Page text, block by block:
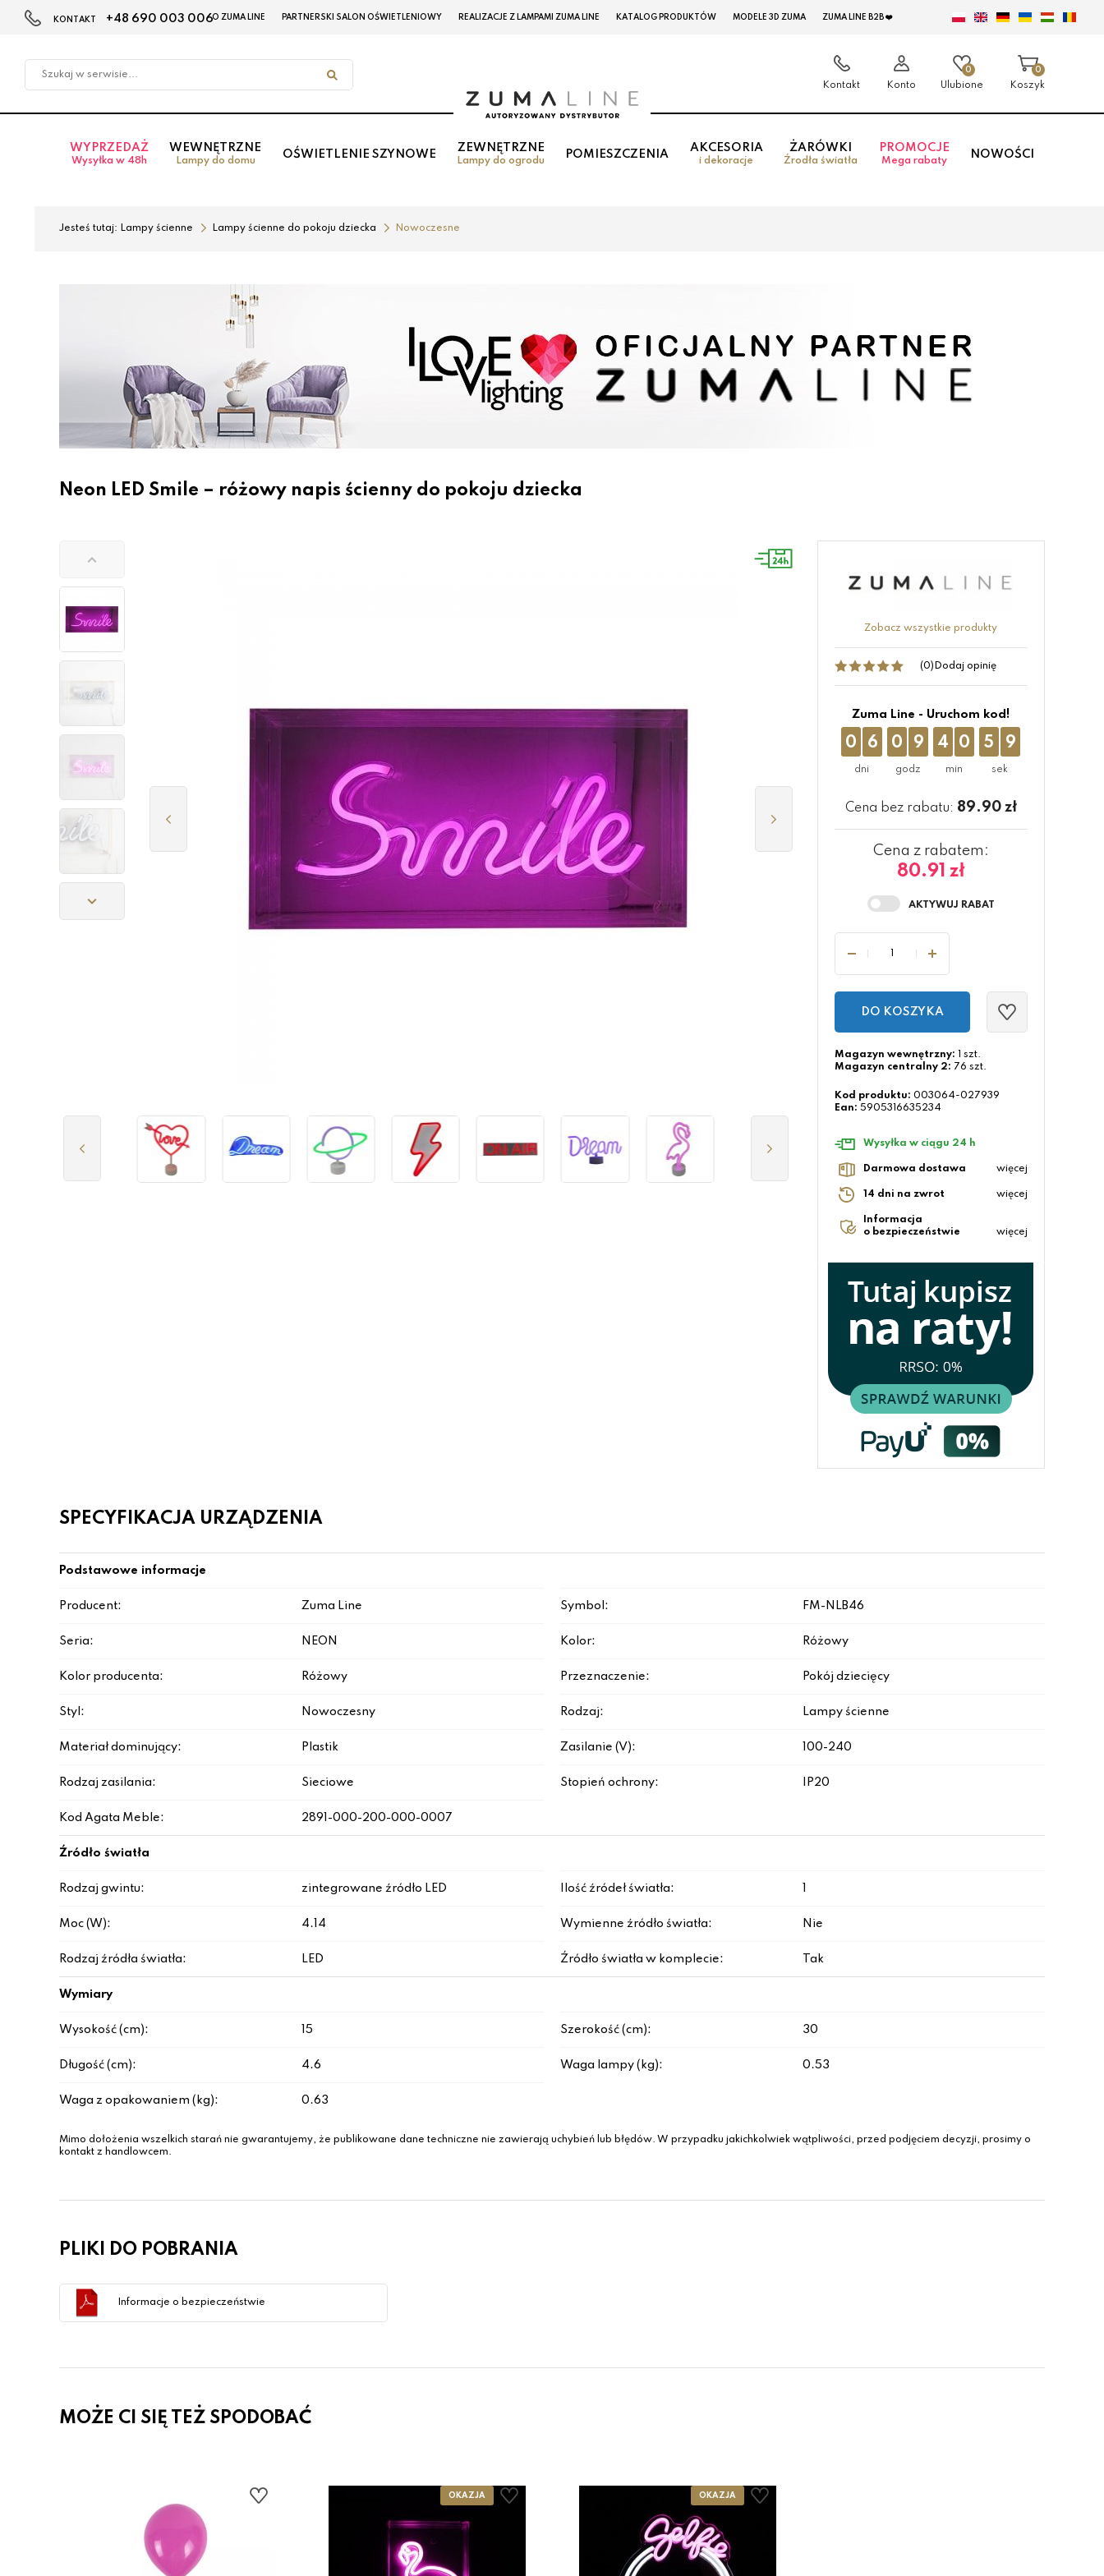
w
KONTAKT +48 690 003 006O ZUMA LINE PARTNERSKI SALON OŚWIETLENIOWY REALIZACJE Z LAMPAMI ZUMA LINE KATALOG PRODUKTÓW MODELE 3D ZUMA ZUMA LINE B2B ❤️
Kontakt Konto
0
Ulubione
0
Koszyk
WYPRZEDAŻ
Wysyłka w 48h
WEWNĘTRZNE
Lampy do domu
OŚWIETLENIE SZYNOWE
ZEWNĘTRZNE
Lampy do ogrodu
POMIESZCZENIA
AKCESORIA
i dekoracje
ŻARÓWKI
Źrodła światła
PROMOCJE
Mega rabaty
NOWOŚCI
Jesteś tutaj: Lampy ścienne Lampy ścienne do pokoju dziecka Nowoczesne
Neon LED Smile – różowy napis ścienny do pokoju dziecka
Zobacz wszystkie produkty
(0) Dodaj opinię
Zuma Line - Uruchom kod!
0 6 0 9 4 0 5 8
Cena bez rabatu: 89.90 zł
Cena z rabatem:
80.91 zł
DO KOSZYKA
Magazyn wewnętrzny: 1 szt.
Magazyn centralny 2: 76 szt.
Kod produktu: 003064-027939
Ean: 5905316635234
Wysyłka w ciągu 24 h
Darmowa dostawa więcej
14 dni na zwrot więcej
Informacja
o bezpieczeństwie
więcej
SPECYFIKACJA URZĄDZENIA
Podstawowe informacje
Producent: Zuma Line Symbol: FM-NLB46
Seria: NEON Kolor: Różowy
Kolor producenta: Różowy Przeznaczenie: Pokój dziecięcy
Styl: Nowoczesny Rodzaj: Lampy ścienne
Materiał dominujący: Plastik Zasilanie (V): 100-240
Rodzaj zasilania: Sieciowe Stopień ochrony: IP20
Kod Agata Meble: 2891-000-200-000-0007
Źródło światła
Rodzaj gwintu: zintegrowane źródło LED Ilość źródeł światła:
Moc (W): 4.14 Wymienne źródło światła: Nie
Rodzaj źródła światła: LED Źródło światła w komplecie: Tak
Wymiary
Wysokość (cm): 15 Szerokość (cm): 30
Długość (cm): 4.6 Waga lampy (kg): 0.53
Waga z opakowaniem (kg): 0.63
Mimo dołożenia wszelkich starań nie gwarantujemy, że publikowane dane techniczne nie zawierają uchybień lub błędów. W przypadku jakichkolwiek wątpliwości, przed podjęciem decyzji, prosimy o
kontakt z handlowcem.
PLIKI DO POBRANIA
Informacje o bezpieczeństwie
MOŻE CI SIĘ TEŻ SPODOBAĆ